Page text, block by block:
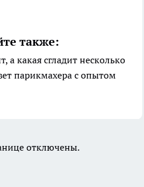
также:
а какая сгладит несколько
парикмахера с опытом
отключены.